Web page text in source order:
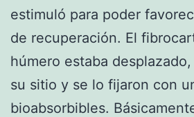
estimuló para poder
de recuperación. El
húmero estaba
su sitio y se lo fijaron con
bioabsorbibles.